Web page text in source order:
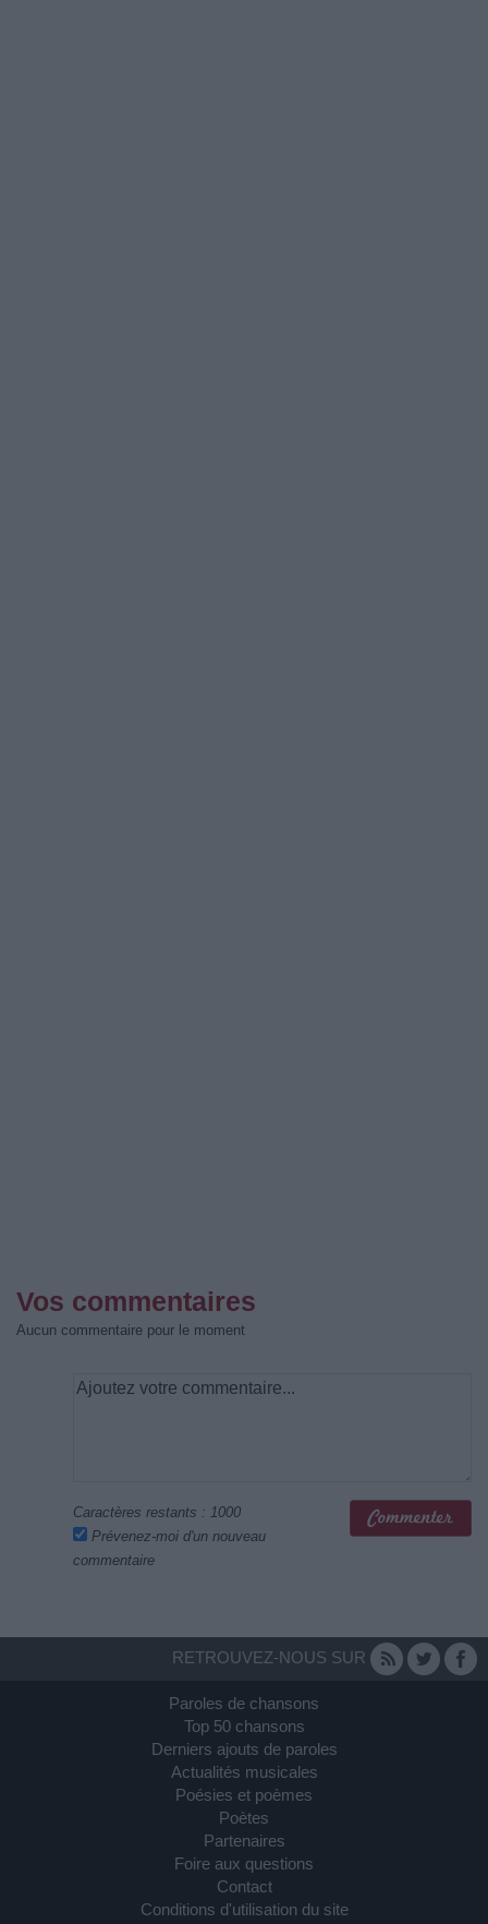
Vos commentaires
Aucun commentaire pour le moment
Caractères restants : 1000
Prévenez-moi d'un nouveau
commentaire
RETROUVEZ-NOUS SUR
Paroles de chansons
Top 50 chansons
Derniers ajouts de paroles
Actualités musicales
Poésies et poèmes
Poètes
Partenaires
Foire aux questions
Contact
Conditions d'utilisation du site